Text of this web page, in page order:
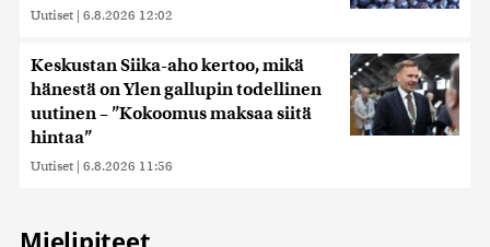
sivustoamme. Kumppanimme voivat yhdistää näitä
kerätty, kun olet käyttänyt heidän palvelujaan. Tietoja
saatetaan myös siirtää ulkomaille.
Uutiset | 6.8.2026 12:02
Keskustan Siika-aho kertoo, mikä
hänestä on Ylen gallupin todellinen
uutinen – ”Kokoomus maksaa siitä
hintaa”
Uutiset | 6.8.2026 11:56